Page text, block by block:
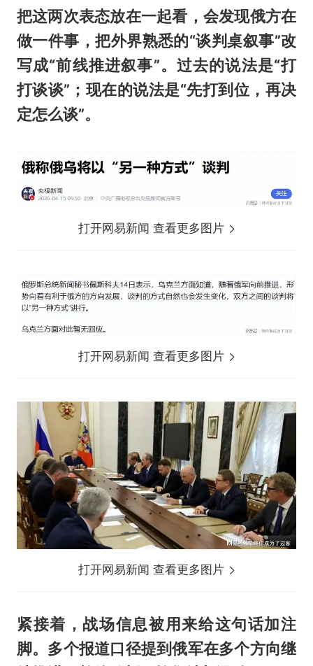
把这两次表态放在一起看，会发现俄方在
做一件事，把外界熟悉的“谈判桌叙事”改
写成“前线推进叙事”。过去的说法是“打
打谈谈”；现在的说法是“先打到位，再决
定怎么谈”。
打开网易新闻 查看更多图片
打开网易新闻 查看更多图片
打开网易新闻 查看更多图片
紧接着，战场信息被用来给这句话加注
脚。多个报道口径提到俄军在多个方向继